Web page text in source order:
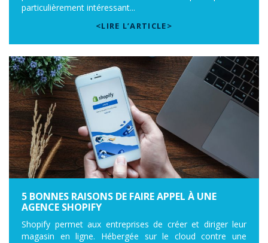
particulièrement intéressant...
<LIRE L’ARTICLE>
5 BONNES RAISONS DE FAIRE APPEL À UNE
AGENCE SHOPIFY
Shopify permet aux entreprises de créer et diriger leur
magasin en ligne. Hébergée sur le cloud contre une